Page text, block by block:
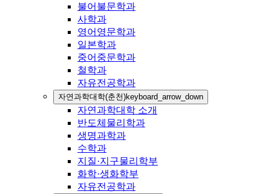
불어불문학과
사학과
영어영문학과
일본학과
중어중문학과
철학과
자유전공학과
자연과학대학(춘천)keyboard_arrow_down
자연과학대학 소개
반도체물리학과
생명과학과
수학과
지질·지구물리학부
화학·생화학부
자유전공학과